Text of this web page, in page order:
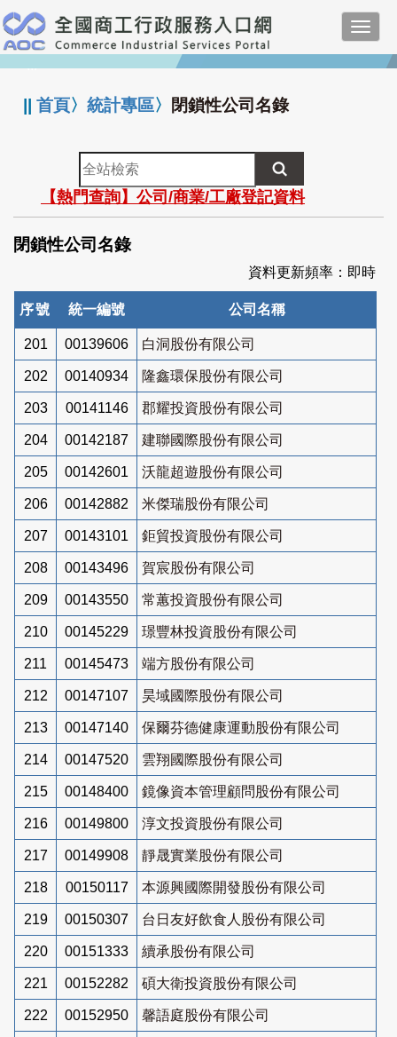
跳
到
主
要
:::
||首頁〉統計專區〉 閉鎖性公司名錄
全
站
檢
索
【熱門查詢】公司/商業/工廠登記資料
閉鎖性公司名錄
資料更新頻率：即時
序號 統一編號 公司名稱
201 00139606 白洞股份有限公司
202 00140934 隆鑫環保股份有限公司
203 00141146 郡耀投資股份有限公司
204 00142187 建聯國際股份有限公司
205 00142601 沃龍超遊股份有限公司
206 00142882 米傑瑞股份有限公司
207 00143101 鉅貿投資股份有限公司
208 00143496 賀宸股份有限公司
209 00143550 常蕙投資股份有限公司
210 00145229 璟豐林投資股份有限公司
211 00145473 端方股份有限公司
212 00147107 昊域國際股份有限公司
213 00147140 保爾芬德健康運動股份有限公司
214 00147520 雲翔國際股份有限公司
215 00148400 鏡像資本管理顧問股份有限公司
216 00149800 淳文投資股份有限公司
217 00149908 靜晟實業股份有限公司
218 00150117 本源興國際開發股份有限公司
219 00150307 台日友好飲食人股份有限公司
220 00151333 續承股份有限公司
221 00152282 碩大衛投資股份有限公司
222 00152950 馨語庭股份有限公司